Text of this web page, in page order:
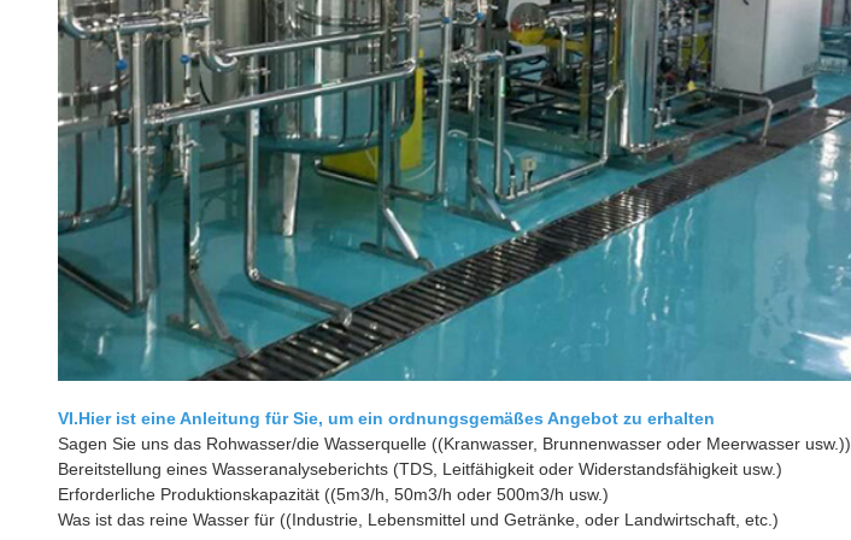
VI.Hier ist eine Anleitung für Sie, um ein ordnungsgemäßes Angebot zu erhalten
Sagen Sie uns das Rohwasser/die Wasserquelle ((Kranwasser, Brunnenwasser oder Meerwasser usw.))
Bereitstellung eines Wasseranalyseberichts (TDS, Leitfähigkeit oder Widerstandsfähigkeit usw.)
Erforderliche Produktionskapazität ((5m3/h, 50m3/h oder 500m3/h usw.)
Was ist das reine Wasser für ((Industrie, Lebensmittel und Getränke, oder Landwirtschaft, etc.)